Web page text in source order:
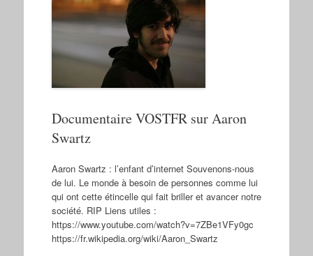
Documentaire VOSTFR sur Aaron
Swartz
Aaron Swartz : l’enfant d’internet Souvenons-nous
de lui. Le monde à besoin de personnes comme lui
qui ont cette étincelle qui fait briller et avancer notre
société. RIP Liens utiles :
https://www.youtube.com/watch?v=7ZBe1VFy0gc
https://fr.wikipedia.org/wiki/Aaron_Swartz